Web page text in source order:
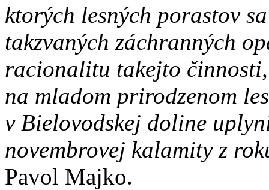
ktorých lesných porastov
takzvaných záchranných
racionalitu takejto
na mladom prirodzenom
v Bielovodskej doline
novembrovej kalamity z
Pavol Majko.